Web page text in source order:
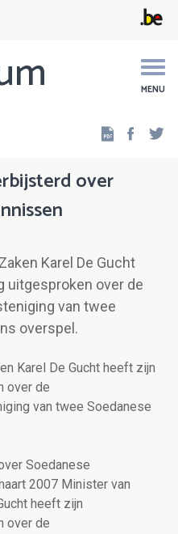
MENU
over
Karel De Gucht
uitgesproken over de
van twee
overspel.
Karel De Gucht heeft zijn
over de
van twee Soedanese
Soedanese
2007 Minister van
heeft zijn
over de